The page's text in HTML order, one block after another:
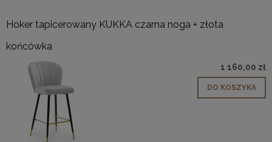
Hoker tapicerowany KUKKA czarna noga + złota
końcówka
1 160,00 zł
DO KOSZYKA